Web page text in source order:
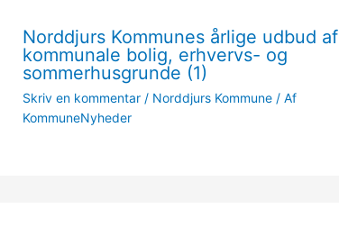
Norddjurs Kommunes årlige udbud af
kommunale bolig, erhvervs- og
sommerhusgrunde (1)
Skriv en kommentar / Norddjurs Kommune/ Af
KommuneNyheder